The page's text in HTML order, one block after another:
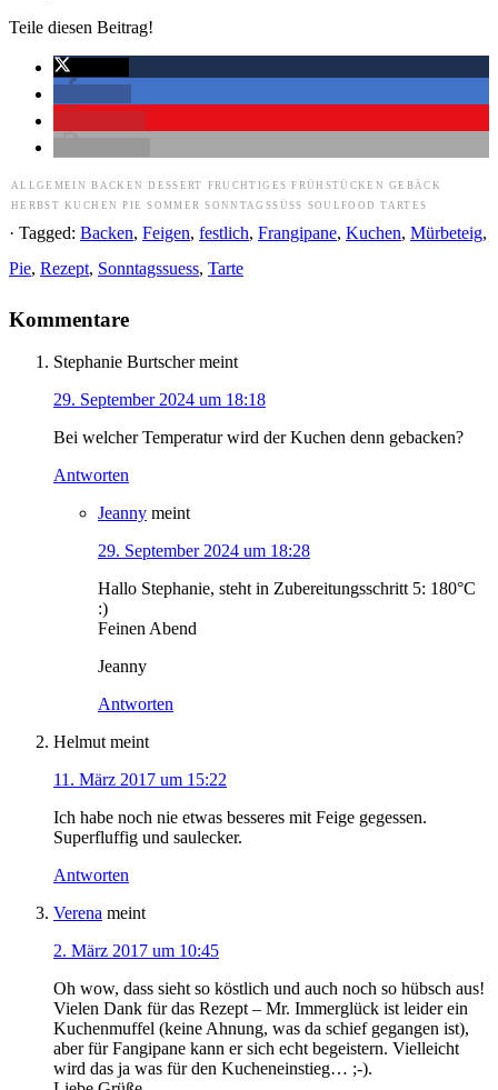
Teile diesen Beitrag!
ALLGEMEIN BACKEN DESSERT FRUCHTIGES FRÜHSTÜCKEN
GEBÄCK
HERBST KUCHEN PIE SOMMER SONNTAGSSÜSS SOULFOOD TARTES
· Tagged: Backen, Feigen, festlich, Frangipane, Kuchen, Mürbeteig,
Pie, Rezept, Sonntagssuess, Tarte
Kommentare
Stephanie Burtscher meint
29. September 2024 um 18:18
Bei welcher Temperatur wird der Kuchen denn gebacken?
Antworten
Jeanny meint
29. September 2024 um 18:28
Hallo Stephanie, steht in Zubereitungsschritt 5: 180°C
:)
Feinen Abend
Jeanny
Antworten
Helmut meint
11. März 2017 um 15:22
Ich habe noch nie etwas besseres mit Feige gegessen.
Superfluffig und saulecker.
Antworten
Verena meint
2. März 2017 um 10:45
Oh wow, dass sieht so köstlich und auch noch so hübsch aus!
Vielen Dank für das Rezept – Mr. Immerglück ist leider ein
Kuchenmuffel (keine Ahnung, was da schief gegangen ist),
aber für Fangipane kann er sich echt begeistern. Vielleicht
wird das ja was für den Kucheneinstieg… ;-).